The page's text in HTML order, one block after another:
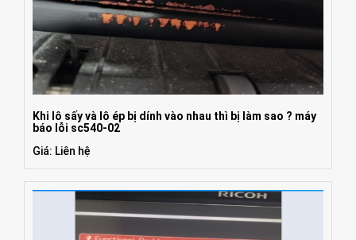
Khi lô sấy và lô ép bị dính vào nhau thì bị làm sao ? máy
báo lỗi sc540-02
Giá: Liên hệ